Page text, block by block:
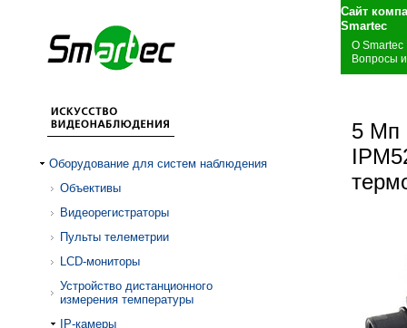
Сайт
О Smartec
Вопросы
Оборудование для систем наблюдения
Объективы
Видеорегистраторы
Пульты телеметрии
LCD-мониторы
Устройство дистанционного
измерения температуры
IP-камеры
5 Мп